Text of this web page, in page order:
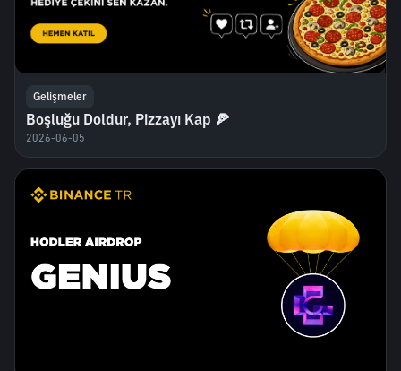
Gelişmeler
Boşluğu Doldur, Pizzayı Kap 🍕
2026-06-05